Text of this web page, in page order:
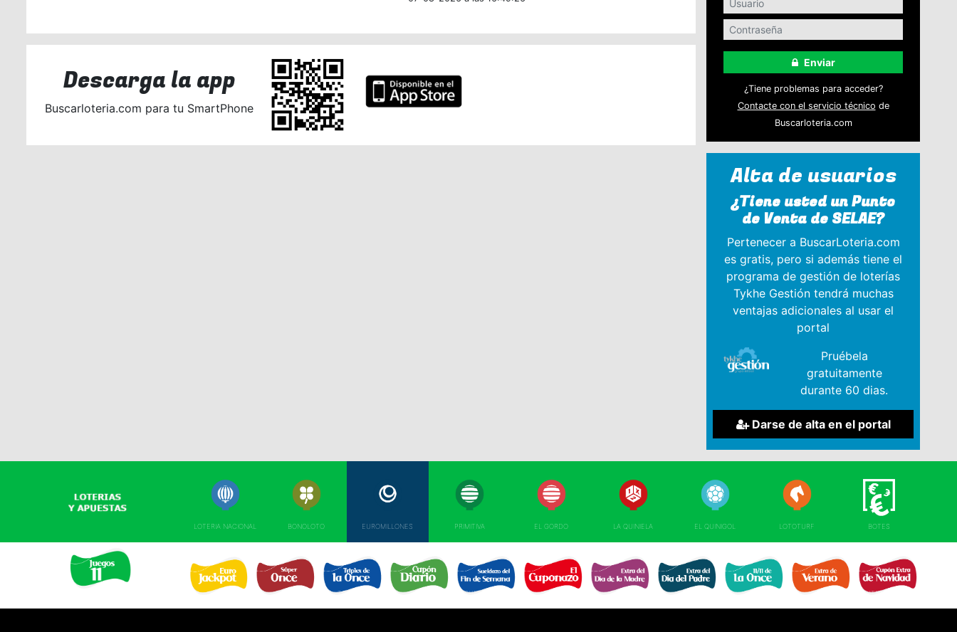
Descarga la app
Buscarloteria.com para tu SmartPhone
Enviar
¿Tiene problemas para acceder?
Contacte con el servicio técnico de
Buscarloteria.com
Alta de usuarios
¿Tiene usted un Punto
de Venta de SELAE?
Pertenecer a BuscarLoteria.com
es gratis, pero si además tiene el
programa de gestión de loterías
Tykhe Gestión tendrá muchas
ventajas adicionales al usar el
portal
Pruébela
gratuitamente
durante 60 dias.
Darse de alta en el portal
LOTERIA NACIONAL BONOLOTO EUROMILLONES PRIMITIVA EL GORDO LA QUINIELA EL QUINIGOL LOTOTURF BOTES
TRIPLEX
EL SUELDAZO DEL
EXTRA DÍA DE